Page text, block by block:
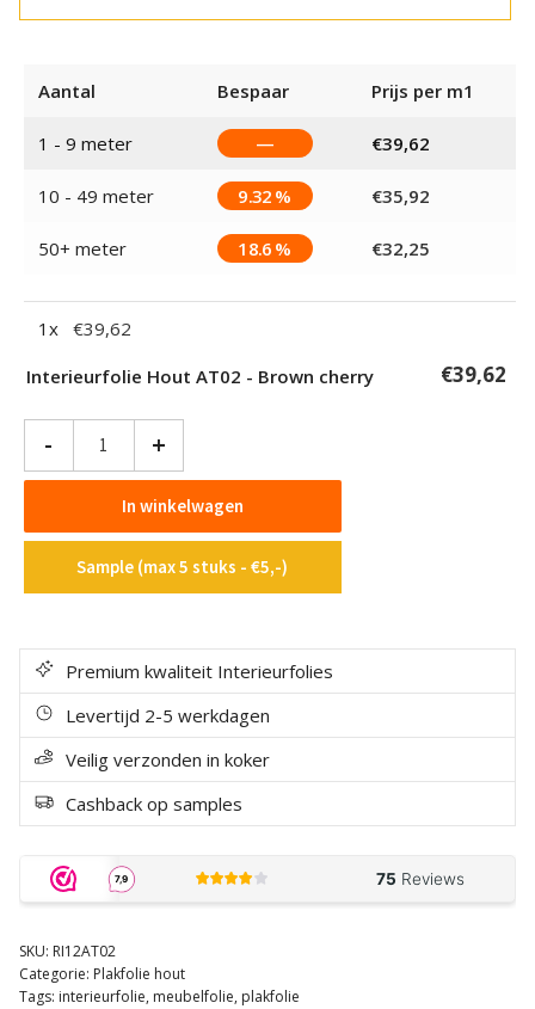
Aantal Bespaar Prijs per m1
1 - 9 meter — €39,62
10 - 49 meter 9.32 % €35,92
50+ meter 18.6 % €32,25
1 x €39,62
Interieurfolie Hout AT02 - Brown cherry
€39,62
-
AT02
Brown
+
In winkelwagen
Sample (max 5 stuks - €5,-)
Premium kwaliteit Interieurfolies
Levertijd 2-5 werkdagen
Veilig verzonden in koker
Cashback op samples
SKU: RI12AT02
Categorie: Plakfolie hout
Tags: interieurfolie, meubelfolie, plakfolie